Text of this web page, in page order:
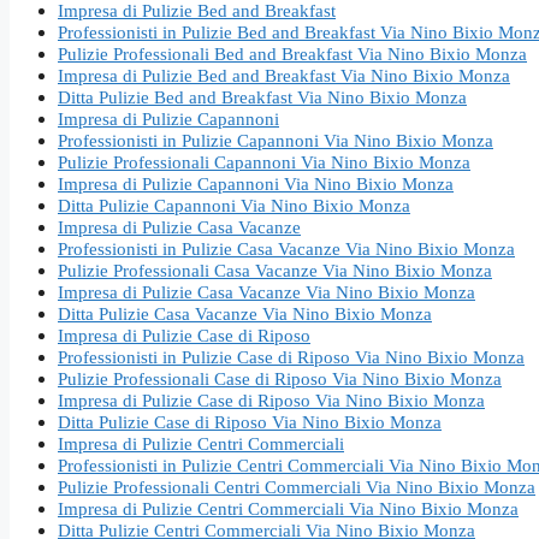
Impresa di Pulizie Bed and Breakfast
Professionisti in Pulizie Bed and Breakfast Via Nino Bixio
Pulizie Professionali Bed and Breakfast Via Nino Bixio Monza
Impresa di Pulizie Bed and Breakfast Via Nino Bixio Monza
Ditta Pulizie Bed and Breakfast Via Nino Bixio Monza
Impresa di Pulizie Capannoni
Professionisti in Pulizie Capannoni Via Nino Bixio Monza
Pulizie Professionali Capannoni Via Nino Bixio Monza
Impresa di Pulizie Capannoni Via Nino Bixio Monza
Ditta Pulizie Capannoni Via Nino Bixio Monza
Impresa di Pulizie Casa Vacanze
Professionisti in Pulizie Casa Vacanze Via Nino Bixio Monza
Pulizie Professionali Casa Vacanze Via Nino Bixio Monza
Impresa di Pulizie Casa Vacanze Via Nino Bixio Monza
Ditta Pulizie Casa Vacanze Via Nino Bixio Monza
Impresa di Pulizie Case di Riposo
Professionisti in Pulizie Case di Riposo Via Nino Bixio Monza
Pulizie Professionali Case di Riposo Via Nino Bixio Monza
Impresa di Pulizie Case di Riposo Via Nino Bixio Monza
Ditta Pulizie Case di Riposo Via Nino Bixio Monza
Impresa di Pulizie Centri Commerciali
Professionisti in Pulizie Centri Commerciali Via Nino Bixio
Pulizie Professionali Centri Commerciali Via Nino Bixio Monza
Impresa di Pulizie Centri Commerciali Via Nino Bixio Monza
Ditta Pulizie Centri Commerciali Via Nino Bixio Monza